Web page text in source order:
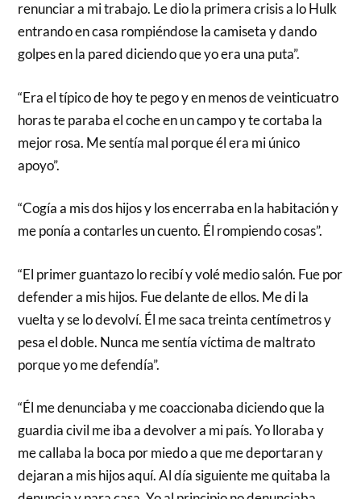
renunciar a mi trabajo. Le dio la primera crisis a lo Hulk
entrando en casa rompiéndose la camiseta y dando
golpes en la pared diciendo que yo era una puta”.
“Era el típico de hoy te pego y en menos de veinticuatro
horas te paraba el coche en un campo y te cortaba la
mejor rosa. Me sentía mal porque él era mi único
apoyo”.
“Cogía a mis dos hijos y los encerraba en la habitación y
me ponía a contarles un cuento. Él rompiendo cosas”.
“El primer guantazo lo recibí y volé medio salón. Fue por
defender a mis hijos. Fue delante de ellos. Me di la
vuelta y se lo devolví. Él me saca treinta centímetros y
pesa el doble. Nunca me sentía víctima de maltrato
porque yo me defendía”.
“Él me denunciaba y me coaccionaba diciendo que la
guardia civil me iba a devolver a mi país. Yo lloraba y
me callaba la boca por miedo a que me deportaran y
dejaran a mis hijos aquí. Al día siguiente me quitaba la